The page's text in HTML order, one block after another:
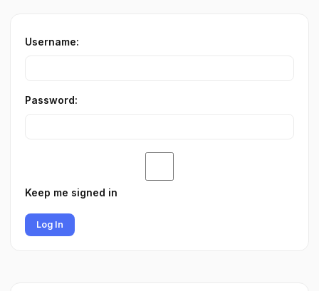
Username:
Password:
Keep me signed in
Log In